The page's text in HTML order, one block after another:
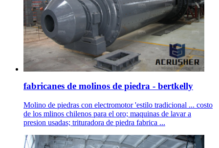
fabricanes de molinos de piedra - bertkelly
Molino de piedras con electromotor 'estilo tradicional ... costo
de los mlinos chilenos para el oro; maquinas de lavar a
presion usadas; trituradora de piedra fabrica ...